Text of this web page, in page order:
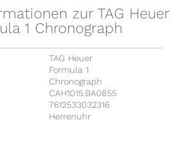
zur TAG Heuer
1 Chronograph
TAG Heuer
Formula 1
Chronograph
CAH1015.BA0855
7612533032316
Herrenuhr